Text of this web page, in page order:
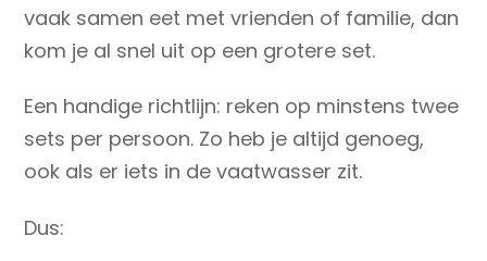
vaak samen eet met vrienden of familie, dan
kom je al snel uit op een grotere set.
Een handige richtlijn: reken op minstens twee
sets per persoon. Zo heb je altijd genoeg,
ook als er iets in de vaatwasser zit.
Dus: